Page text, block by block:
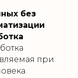
без
при